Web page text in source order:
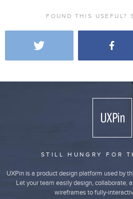
FOUND THIS USEFUL?
STILL HUNGRY FOR
UXPin is a product design platform used by
Let your team easily design, collaborate,
wireframes to fully-